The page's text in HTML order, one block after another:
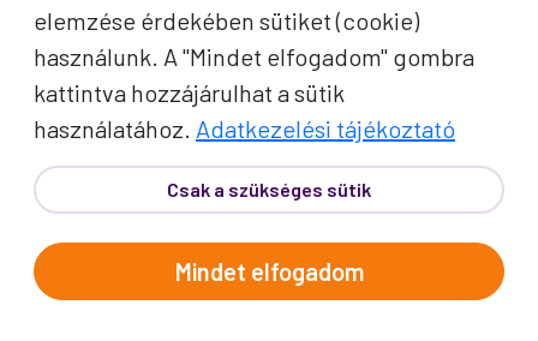
elemzése érdekében sütiket (cookie)
használunk. A "Mindet elfogadom" gombra
kattintva hozzájárulhat a sütik
használatához. Adatkezelési tájékoztató
Csak a szükséges sütik
Mindet elfogadom